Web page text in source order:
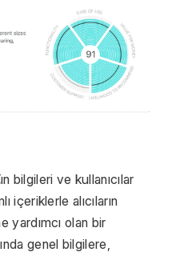
bilgileri ve kullanıcılar
içeriklerle alıcıların
yardımcı olan bir
genel bilgilere,